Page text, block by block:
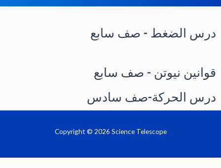
درس الضغط - صف سابع
قوانين نيوتن - صف سابع
درس الحركة-صف سادس
Copyright © 2026 Science Telescope